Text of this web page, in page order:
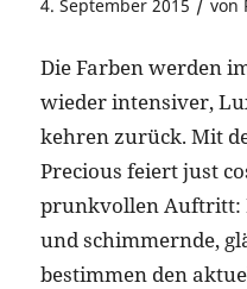
4. September 2015 von
Die Farben werden
wieder intensiver,
kehren zurück. Mit
Precious feiert just
prunkvollen Auftritt:
und schimmernde,
bestimmen den